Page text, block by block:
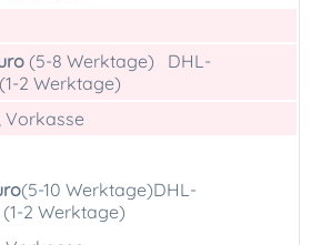
(5-8 Werktage) DHL-
(1-2 Werktage)
Vorkasse
(5-10 Werktage)DHL-
(1-2 Werktage)